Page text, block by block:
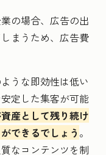
の場合、広告の出
まうため、広告費
うな即効性は低い
定した集客が可能
産として残り続け
できるでしょう 。
なコンテンツを制